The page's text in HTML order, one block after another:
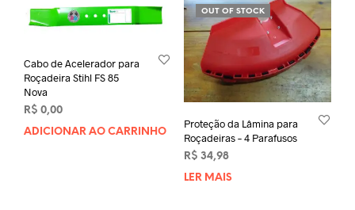
Cabo de Acelerador para
Roçadeira Stihl FS 85
Nova
R$ 0,00
ADICIONAR AO CARRINHO
OUT OF STOCK
Proteção da Lâmina para
Roçadeiras – 4 Parafusos
R$ 34,98
LER MAIS